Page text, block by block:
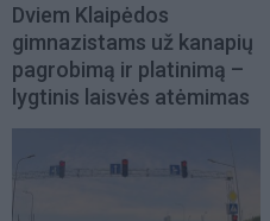
Dviem Klaipėdos
gimnazistams už kanapių
pagrobimą ir platinimą –
lygtinis laisvės atėmimas